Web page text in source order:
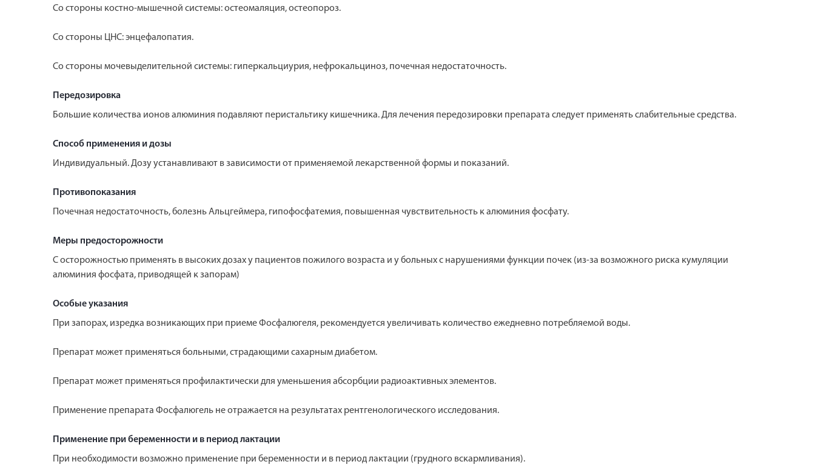
Со стороны костно-мышечной системы: остеомаляция, остеопороз.
Со стороны ЦНС: энцефалопатия.
Со стороны мочевыделительной системы: гиперкальциурия, нефрокальциноз, почечная недостаточность.
Передозировка
Большие количества ионов алюминия подавляют перистальтику кишечника. Для лечения передозировки препарата следует применять слабительные средства.
Способ применения и дозы
Индивидуальный. Дозу устанавливают в зависимости от применяемой лекарственной формы и показаний.
Противопоказания
Почечная недостаточность, болезнь Альцгеймера, гипофосфатемия, повышенная чувствительность к алюминия фосфату.
Меры предосторожности
С осторожностью применять в высоких дозах у пациентов пожилого возраста и у больных с нарушениями функции почек (из-за возможного риска кумуляции
алюминия фосфата, приводящей к запорам)
Особые указания
При запорах, изредка возникающих при приеме Фосфалюгеля, рекомендуется увеличивать количество ежедневно потребляемой воды.
Препарат может применяться больными, страдающими сахарным диабетом.
Препарат может применяться профилактически для уменьшения абсорбции радиоактивных элементов.
Применение препарата Фосфалюгель не отражается на результатах рентгенологического исследования.
Применение при беременности и в период лактации
При необходимости возможно применение при беременности и в период лактации (грудного вскармливания).